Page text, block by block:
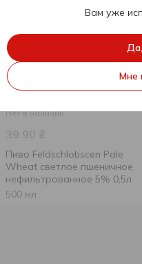
Нет в наличии
39.90 ₴
Пиво Feldschlobscen Pale
Wheat светлое пшеничное
нефильтрованное 5% 0,5л
500 мл
Вам уже
Мне